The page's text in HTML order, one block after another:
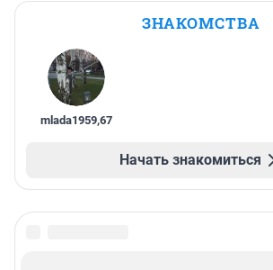
ЗНАКОМСТВА
mlada1959,67
Начать знакомиться